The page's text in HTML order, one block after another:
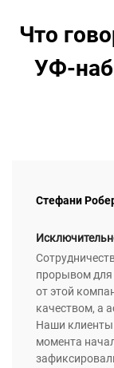
Что
УФ-
Стефани
прорывом для
от этой
качеством, а
Наши клиенты
момента